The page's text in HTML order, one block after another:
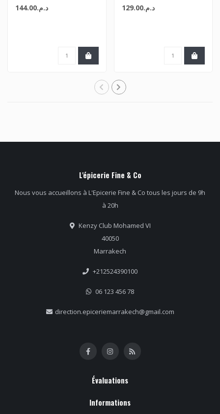
د.م.144.00 د.م.129.00
L'épicerie Fine & Co
Nous vous accueillons à L'Epicerie Fine & Co tous les jours de 9h
à 20h
Kenzy Club Mohamed VI
40050
Marrakech
+212524390100
06 123 456 78
direction.epiceriemarrakech@gmail.com
Évaluations
Informations